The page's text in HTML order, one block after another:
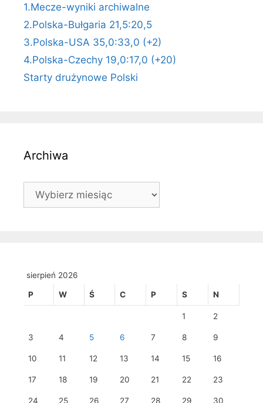
1.Mecze-wyniki archiwalne
2.Polska-Bułgaria 21,5:20,5
3.Polska-USA 35,0:33,0 (+2)
4.Polska-Czechy 19,0:17,0 (+20)
Starty drużynowe Polski
Archiwa
Archiwa
sierpień 2026
P W Ś C P S N
1 2
3 4 5 6 7 8 9
10 11 12 13 14 15 16
17 18 19 20 21 22 23
24 25 26 27 28 29 30